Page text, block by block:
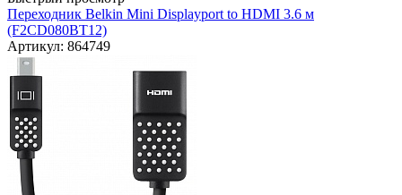
Переходник Belkin Mini Displayport to HDMI 3.6 м
(F2CD080BT12)
Артикул: 864749